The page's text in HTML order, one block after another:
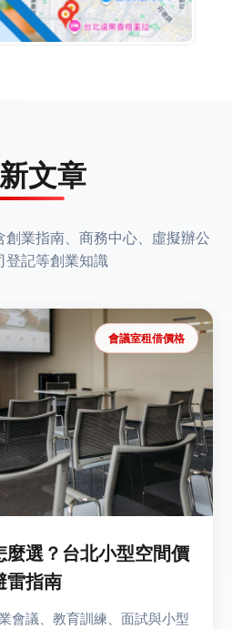
文章
業指南、商務中心、虛擬辦公
登記等創業知識
會議室租借價格
選？台北小型空間價
雷指南
會議、教育訓練、面試與小型